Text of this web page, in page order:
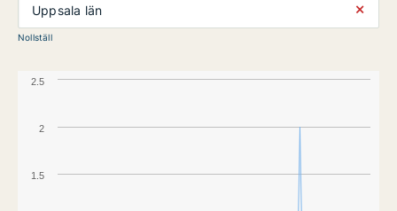
Uppsala län
⨯
Nollställ
1.5
2
2.5